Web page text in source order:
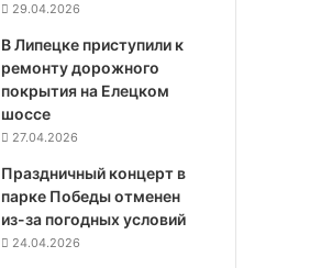
29.04.2026
В Липецке приступили к
ремонту дорожного
покрытия на Елецком
шоссе
27.04.2026
Праздничный концерт в
парке Победы отменен
из-за погодных условий
24.04.2026